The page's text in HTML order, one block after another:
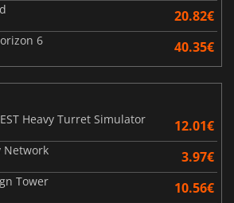
20.82€
6 40.35€
Heavy Turret Simulator
12.01€
Network 3.97€
Tower 10.56€